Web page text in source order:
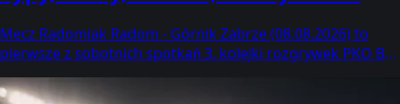
oglądać, kiedy i o której godzinie?
(08.08.2026) [PKO BP Ekstraklasa]
Mecz Radomiak Radom - Górnik Zabrze (08.08.2026) to
pierwsze z sobotnich spotkań 3. kolejki rozgrywek PKO BP
Ekstraklasy 2026/2027 i jedno z najciekawszy w tej serii
gier! Kto jest…